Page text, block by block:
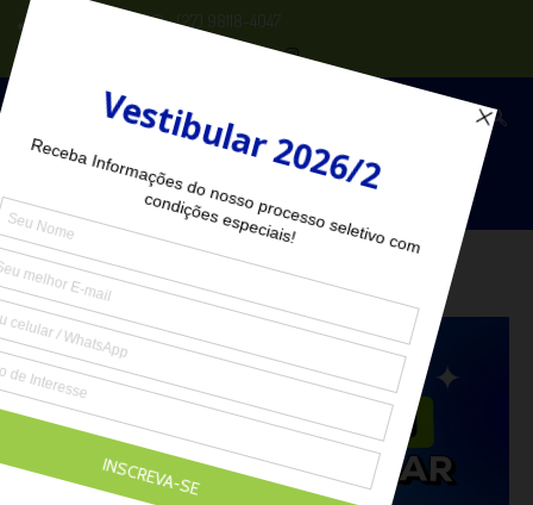
(27) 2102-6000 (27) 98118-4047
Seja Aluno